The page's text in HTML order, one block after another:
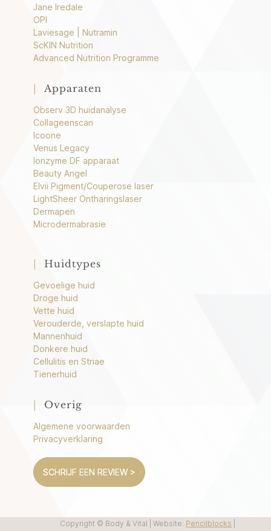
Jane Iredale
OPI
Laviesage | Nutramin
ScKIN Nutrition
Advanced Nutrition Programme
Apparaten
Observ 3D huidanalyse
Collageenscan
Icoone
Venus Legacy
Ionzyme DF apparaat
Beauty Angel
Elvii Pigment/Couperose laser
LightSheer Ontharingslaser
Dermapen
Microdermabrasie
Huidtypes
Gevoelige huid
Droge huid
Vette huid
Verouderde, verslapte huid
Mannenhuid
Donkere huid
Cellulitis en Striae
Tienerhuid
Overig
Algemene voorwaarden
Privacyverklaring
SCHRIJF EEN REVIEW >
Copyright © Body & Vital | Website: Pencilblocks